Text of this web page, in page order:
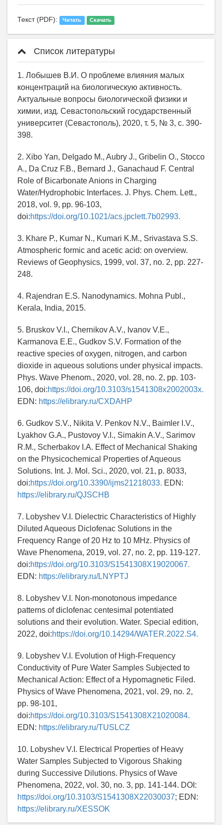
Текст (PDF): Читать Скачать
Список литературы
1. Лобышев В.И. О проблеме влияния малых
концентраций на биологическую активность.
Актуальные вопросы биологической физики и
химии, изд. Севастопольский государственный
университет (Севастополь), 2020, т. 5, № 3, с. 390-
398.
2. Xibo Yan, Delgado M., Aubry J., Gribelin O., Stocco
A., Da Cruz F.B., Bernard J., Ganachaud F. Central
Role of Bicarbonate Anions in Charging
Water/Hydrophobic Interfaces. J. Phys. Chem. Lett.,
2018, vol. 9, pp. 96-103,
doi:https://doi.org/10.1021/acs.jpclett.7b02993.
3. Khare P., Kumar N., Kumari K.M., Srivastava S.S.
Atmospheric formic and acetic acid: on overview.
Reviews of Geophysics, 1999, vol. 37, no. 2, pp. 227-
248.
4. Rajendran E.S. Nanodynamics. Mohna Publ.,
Kerala, India, 2015.
5. Bruskov V.I., Chernikov A.V., Ivanov V.E.,
Karmanova E.E., Gudkov S.V. Formation of the
reactive species of oxygen, nitrogen, and carbon
dioxide in aqueous solutions under physical impacts.
Phys. Wave Phenom., 2020, vol. 28, no. 2, pp. 103-
106, doi:https://doi.org/10.3103/s1541308x2002003x.
EDN: https://elibrary.ru/CXDAHP
6. Gudkov S.V., Nikita V. Penkov N.V., Baimler I.V.,
Lyakhov G.A., Pustovoy V.I., Simakin A.V., Sarimov
R.M., Scherbakov I.A. Effect of Mechanical Shaking
on the Physicochemical Properties of Aqueous
Solutions. Int. J. Mol. Sci., 2020, vol. 21, p. 8033,
doi:https://doi.org/10.3390/ijms21218033. EDN:
https://elibrary.ru/QJSCHB
7. Lobyshev V.I. Dielectric Characteristics of Highly
Diluted Aqueous Diclofenac Solutions in the
Frequency Range of 20 Hz to 10 MHz. Physics of
Wave Phenomena, 2019, vol. 27, no. 2, pp. 119-127.
doi:https://doi.org/10.3103/S1541308X19020067.
EDN: https://elibrary.ru/LNYPTJ
8. Lobyshev V.I. Non-monotonous impedance
patterns of diclofenac centesimal potentiated
solutions and their evolution. Water. Special edition,
2022, doi:https://doi.org/10.14294/WATER.2022.S4.
9. Lobyshev V.I. Evolution of High-Frequency
Conductivity of Pure Water Samples Subjected to
Mechanical Action: Effect of a Hypomagnetic Filed.
Physics of Wave Phenomena, 2021, vol. 29, no. 2,
pp. 98-101,
doi:https://doi.org/10.3103/S1541308X21020084.
EDN: https://elibrary.ru/TUSLCZ
10. Lobyshev V.I. Electrical Properties of Heavy
Water Samples Subjected to Vigorous Shaking
during Successive Dilutions. Physics of Wave
Phenomena, 2022, vol. 30, no. 3, pp. 141-144. DOI:
https://doi.org/10.3103/S1541308X22030037; EDN:
https://elibrary.ru/XESSOK